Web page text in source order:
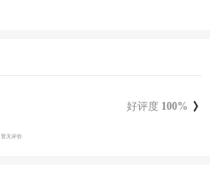
好评度 100%
暂无评价